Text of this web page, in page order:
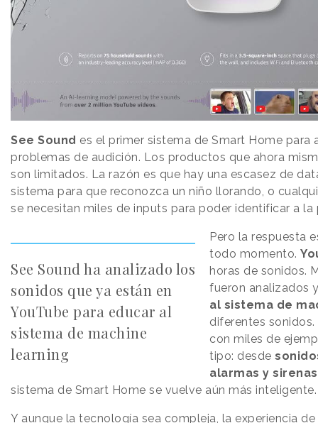
See Sound es el primer sistema de Smart Home para
problemas de audición. Los productos que ahora
son limitados. La razón es que hay una escasez de
sistema para que reconozca un niño llorando, o
se necesitan miles de inputs para poder identificar a
See Sound ha analizado los
sonidos que ya están en
YouTube para educar al
sistema de machine
learning
Pero la respuesta
todo momento.
horas de sonidos.
fueron analizados
al sistema de
diferentes
con miles de
tipo: desde
alarmas y
sistema de Smart Home se vuelve aún más inteligente.
Y aunque la tecnología sea compleja, la experiencia